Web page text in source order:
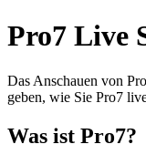
Pro7 Live
Das Anschauen von
geben, wie Sie Pro7
Was ist Pro7?